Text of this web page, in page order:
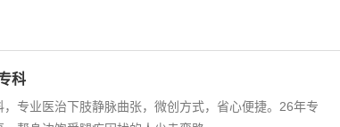
科
专业医治下肢静脉曲张，微创方式，省心便捷。26年专